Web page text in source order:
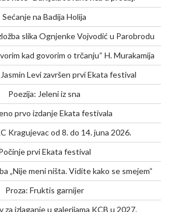
Sećanje na Badija Holija
slika Ognjenke Vojvodić u Parobrodu
kad govorim o trčanju“ H. Murakamija
Levi završen prvi Ekata festival
Poezija: Jeleni iz sna
prvo izdanje Ekata festivala
Kragujevac od 8. do 14. juna 2026.
prvi Ekata festival
„Nije meni ništa. Vidite kako se smejem“
Proza: Fruktis garnijer
za izlaganje u galerijama KCB u 2027.